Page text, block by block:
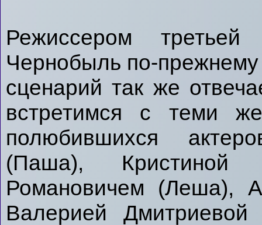
Режиссером третьей
Чернобыль по-прежнему
сценарий так же
встретимся с теми
полюбившихся
(Паша), Кристиной
Романовичем (Леша),
Валерией